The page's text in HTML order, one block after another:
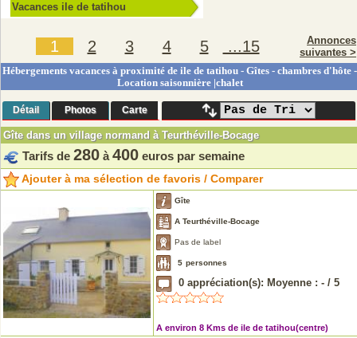
Vacances ile de tatihou
1 2 3 4 5 ...15
Annonces
suivantes >
Hébergements vacances à proximité de ile de tatihou - Gîtes - chambres d'hôte -
Location saisonnière |chalet
Détail Photos Carte
Gîte dans un village normand à Teurthéville-Bocage
Tarifs de 280 à 400 euros par semaine
Ajouter à ma sélection de favoris / Comparer
Gîte
A Teurthéville-Bocage
Pas de label
5 personnes
0 appréciation(s): Moyenne : - / 5
A environ 8 Kms de ile de tatihou(centre)